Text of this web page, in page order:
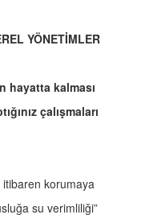
YÖNETİMLER
hayatta kalması
çalışmaları
itibaren korumaya
su verimliliği”